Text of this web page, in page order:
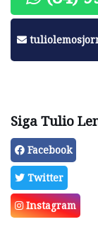
Siga Tulio
Facebook
Twitter
Instagram